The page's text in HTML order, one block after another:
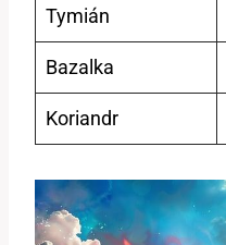
Tymián
Bazalka
Koriandr